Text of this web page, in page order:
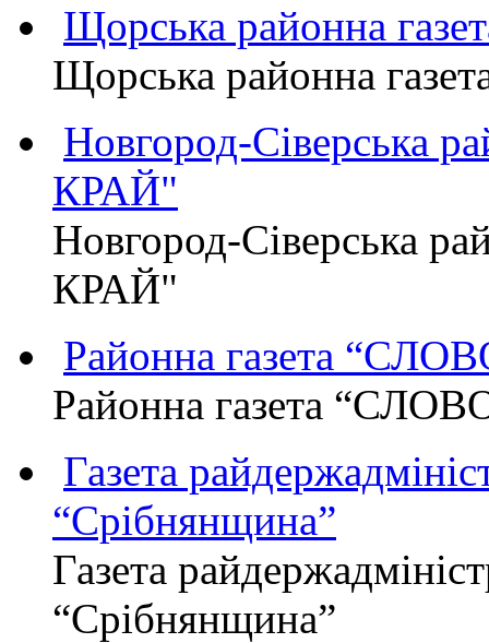
Щорська районна
Щорська районна
Новгород-Сіверська
КРАЙ"
Новгород-Сіверська
КРАЙ"
Районна газета
Районна газета
Газета
“Срібнянщина”
Газета
“Срібнянщина”